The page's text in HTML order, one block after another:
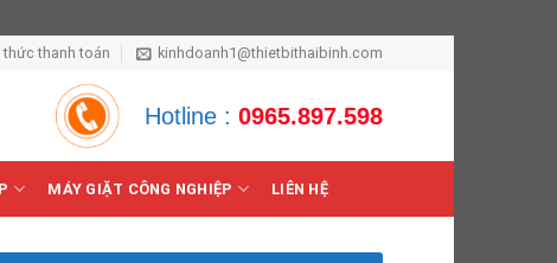
thức thanh toán kinhdoanh1@thietbithaibinh.com
Hotline : 0965.897.598
MÁY GIẶT CÔNG NGHIỆP LIÊN HỆ